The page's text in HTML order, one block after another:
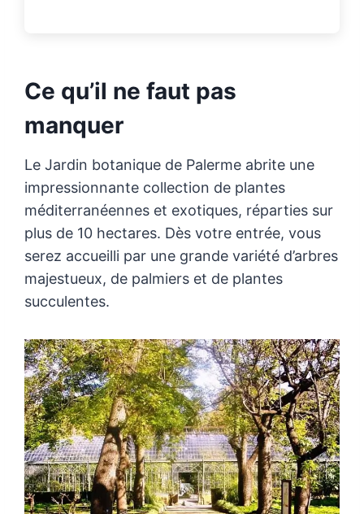
Ce qu’il ne faut pas
manquer
Le Jardin botanique de Palerme abrite une
impressionnante collection de plantes
méditerranéennes et exotiques, réparties sur
plus de 10 hectares. Dès votre entrée, vous
serez accueilli par une grande variété d’arbres
majestueux, de palmiers et de plantes
succulentes.